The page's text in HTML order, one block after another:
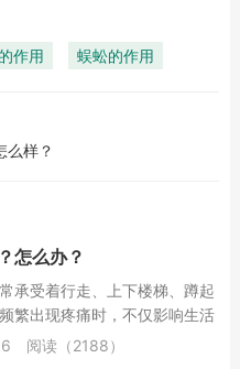
作用 蜈蚣的作用
么样？
怎么办？
承受着行走、上下楼梯、蹲起
繁出现疼痛时，不仅影响生活
。本文将结合...
阅读（2188）